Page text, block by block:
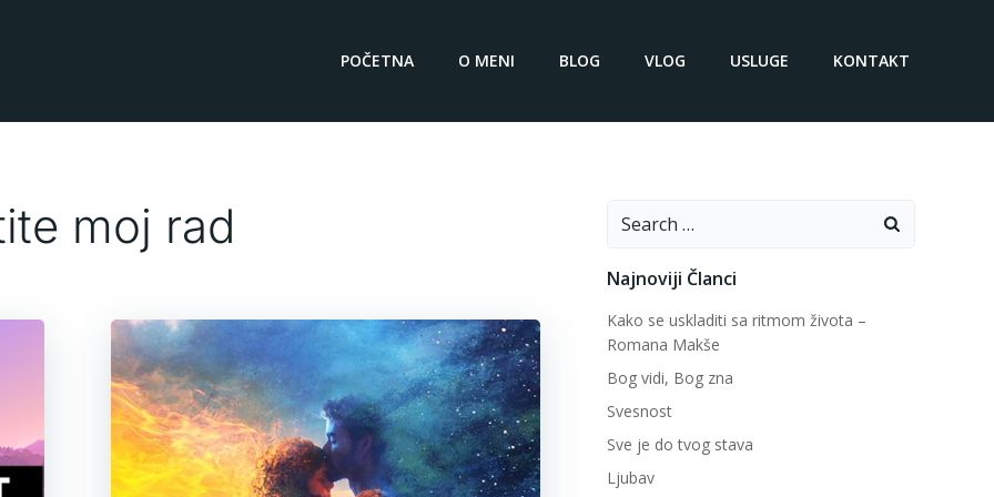
POČETNA O MENI BLOG VLOG USLUGE KONTAKT
moj rad
Search
Najnoviji Članci
Kako se uskladiti sa ritmom života –
Romana Makše
Bog vidi, Bog zna
Svesnost
Sve je do tvog stava
Ljubav